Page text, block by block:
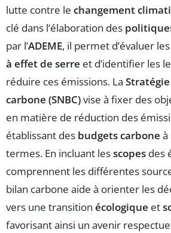
lutte contre le changement
clé dans l’élaboration des
par l’ADEME, il permet d’évaluer les
à effet de serre et d’identifier les
réduire ces émissions. La
carbone (SNBC)vise à fixer des
en matière de réduction des
établissant des budgets carbone à
termes. En incluant lesscopes des
comprennent les différentes
bilan carbone aide à orienter les
vers une transition écologique et
favorisant ainsi un avenir